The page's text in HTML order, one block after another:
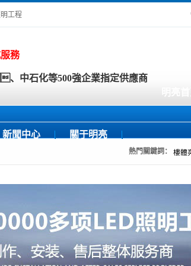
工程
務
中石化等500強企業指定供應商
新聞中心 關于明亮
熱門關鍵詞：